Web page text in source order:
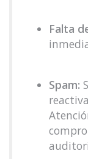
Falta
Spam: